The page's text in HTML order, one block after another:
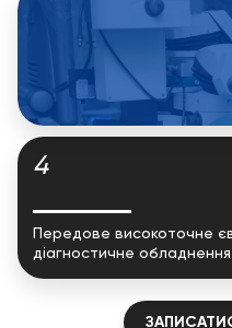
4
Передове високоточне
діагностичне обладнення